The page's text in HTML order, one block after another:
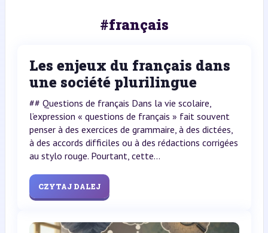
#français
Les enjeux du français dans
une société plurilingue
## Questions de français Dans la vie scolaire,
l’expression « questions de français » fait souvent
penser à des exercices de grammaire, à des dictées,
à des accords difficiles ou à des rédactions corrigées
au stylo rouge. Pourtant, cette...
CZYTAJ DALEJ